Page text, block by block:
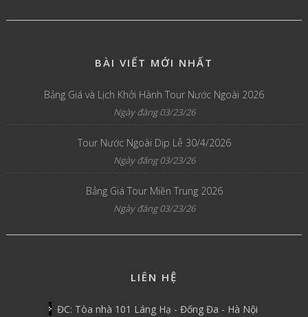
BÀI VIẾT MỚI NHẤT
Bảng Giá và Lịch Khởi Hành Tour Nước Ngoài 2026
Ngày đăng 03/23/26
Tour Nước Ngoài Dịp Lễ 30/4/2026
Ngày đăng 03/23/26
Bảng Giá Tour Miền Trung 2026
Ngày đăng 03/23/26
LIÊN HỆ
ĐC: Tòa nhà 101 Láng Hạ - Đống Đa - Hà Nội